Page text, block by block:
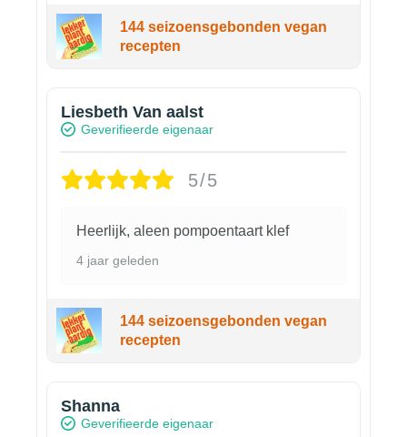
144 seizoensgebonden vegan
recepten
Liesbeth Van aalst
Geverifieerde eigenaar
5/5
Heerlijk, aleen pompoentaart klef
4 jaar geleden
144 seizoensgebonden vegan
recepten
Shanna
Geverifieerde eigenaar